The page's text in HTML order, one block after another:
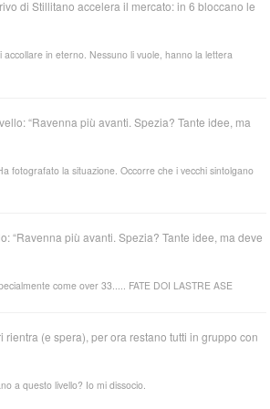
di Stillitano accelera il mercato: in 6 bloccano le
in eterno. Nessuno li vuole, hanno la lettera
“Ravenna più avanti. Spezia? Tante idee, ma
fotografato la situazione. Occorre che i vecchi sintolgano
“Ravenna più avanti. Spezia? Tante idee, ma deve
come over 33..... FATE DOI LASTRE ASE
rientra (e spera), per ora restano tutti in gruppo con
a questo livello? Io mi dissocio.